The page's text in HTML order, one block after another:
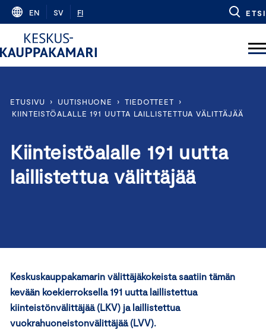
Skip
content
EN SV FI ETSI
ETUSIVU › UUTISHUONE › TIEDOTTEET
›
KIINTEISTÖALALLE 191 UUTTA LAILLISTETTUA VÄLITTÄJÄÄ
Kiinteistöalalle 191 uutta
laillistettua välittäjää
Keskuskauppakamarin välittäjäkokeista saatiin tämän
kevään koekierroksella 191 uutta laillistettua
kiinteistönvälittäjää (LKV) ja laillistettua
vuokrahuoneistonvälittäjää (LVV).